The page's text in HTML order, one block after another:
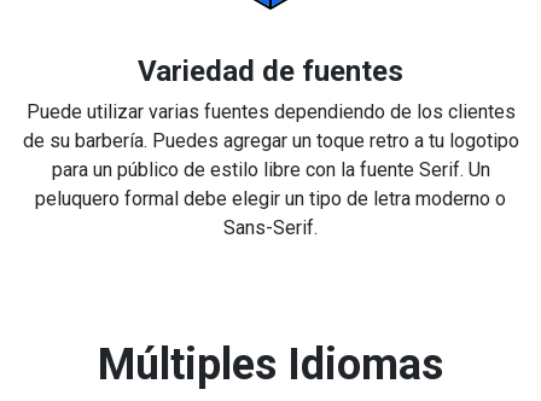
Variedad de fuentes
Puede utilizar varias fuentes dependiendo de los clientes
de su barbería. Puedes agregar un toque retro a tu logotipo
para un público de estilo libre con la fuente Serif. Un
peluquero formal debe elegir un tipo de letra moderno o
Sans-Serif.
Múltiples Idiomas